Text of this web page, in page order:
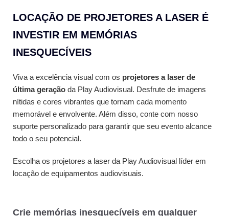
LOCAÇÃO DE PROJETORES A LASER É
INVESTIR EM MEMÓRIAS
INESQUECÍVEIS
Viva a excelência visual com os projetores a laser de
última geração da Play Audiovisual. Desfrute de imagens
nítidas e cores vibrantes que tornam cada momento
memorável e envolvente. Além disso, conte com nosso
suporte personalizado para garantir que seu evento alcance
todo o seu potencial.
Escolha os projetores a laser da Play Audiovisual líder em
locação de equipamentos audiovisuais.
Crie memórias inesquecíveis em qualquer